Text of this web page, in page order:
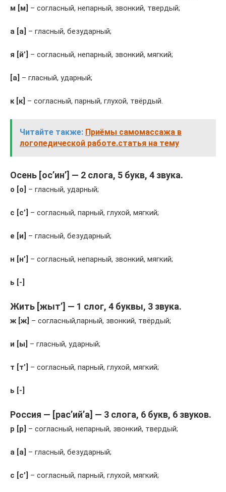
м [м] – согласный, непарный, звонкий, твердый;
а [а] – гласный, безударный;
я [й’] – согласный, непарный, звонкий, мягкий;
[а] – гласный, ударный;
к [к] – согласный, парный, глухой, твёрдый.
Читайте также: Приёмы самомассажа в
логопедической работе.статья на тему
Осень [ос’ин’] — 2 слога, 5 букв, 4 звука.
о [о] – гласный, ударный;
с [с’] – согласный, парный, глухой, мягкий;
е [и] – гласный, безударный;
н [н’] – согласный, непарный, звонкий, мягкий;
ь [-]
Жить [жыт’] — 1 слог, 4 буквы, 3 звука.
ж [ж] – согласный,парный, звонкий, твёрдый;
и [ы] – гласный, ударный;
т [т’] – согласный, парный, глухой, мягкий;
ь [-]
Россия — [рас’ий’а] — 3 слога, 6 букв, 6 звуков.
р [р] – согласный, непарный, звонкий, твердый;
а [а] – гласный, безударный;
с [с’] – согласный, парный, глухой, мягкий;